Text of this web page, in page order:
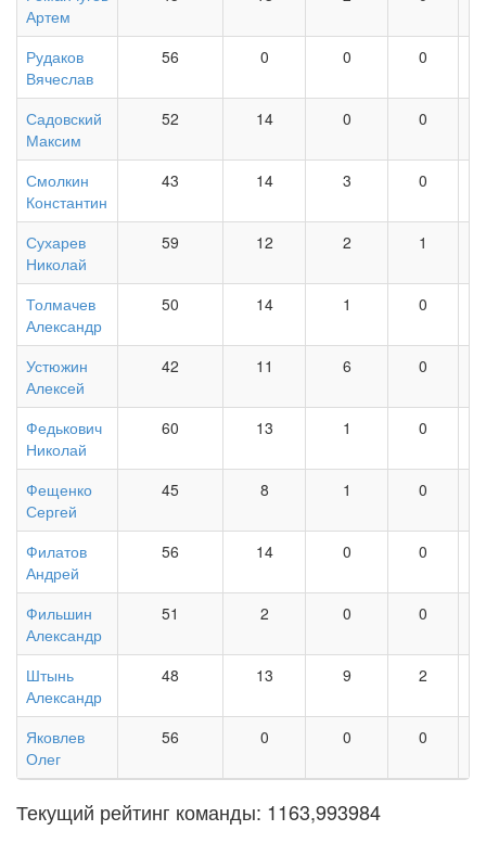
Артем
Рудаков
Вячеслав
56 0 0 0
Садовский
Максим
52 14 0 0
Смолкин
Константин
43 14 3 0
Сухарев
Николай
59 12 2 1
Толмачев
Александр
50 14 1 0
Устюжин
Алексей
42 11 6 0
Федькович
Николай
60 13 1 0
Фещенко
Сергей
45 8 1 0
Филатов
Андрей
56 14 0 0
Фильшин
Александр
51 2 0 0
Штынь
Александр
48 13 9 2
Яковлев
Олег
56 0 0 0
Текущий рейтинг команды: 1163,993984